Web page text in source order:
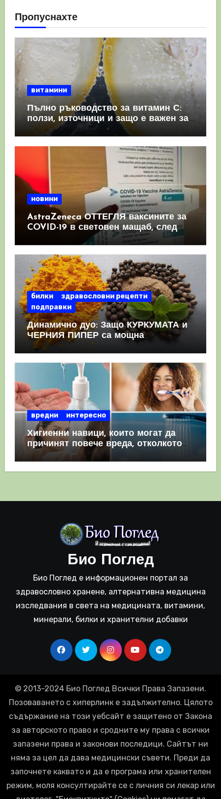
Пропуснахте
витамини
Пълно ръководство за витамин С:
ползи, източници и защо е важен за
имунната система
новини
AstraZeneca ОТТЕГЛЯ ваксините за
COVID-19 в световен мащаб, след
като призна, че те причиняват
КРЪВНИ съсиреци
билки
здравословни рецепти
подправки
Динамично дуо: Защо КУРКУМАТА и
ЧЕРНИЯ ПИПЕР са мощна
комбинация
вредни интересно
Хигиенни навици, които могат да
причинят повече вреда, отколкото
полза
Био Поглед
Био Поглед е информационен портал за
здравословно хранене, алтернативна медицина
изследвания в света на медицината, витамини,
минерали, билки и хранителни добавки
© 2013-2024 Био Поглед Всички Права Запазени.
Позоваването с хиперлинк е задължително. Цялото
съдържание на този уебсайт е защитено от Закона
за авторското право и сродните му права с всички
запазени права и законови последици. Сайтът ни
няма за цел да дава медицински съвети. Преди да
започнете каквато и да е програма или хранителен
режим, моля консултирайте се с личния си лекар или